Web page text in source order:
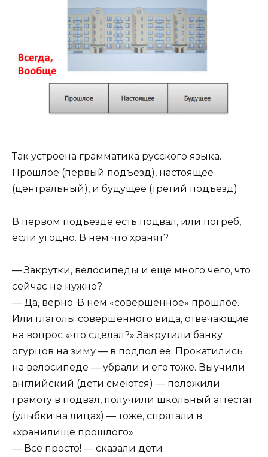
Так устроена грамматика русского языка.
Прошлое (первый подъезд), настоящее
(центральный), и будущее (третий подъезд)
В первом подъезде есть подвал, или погреб,
если угодно. В нем что хранят?
— Закрутки, велосипеды и еще много чего, что
сейчас не нужно?
— Да, верно. В нем «совершенное» прошлое.
Или глаголы совершенного вида, отвечающие
на вопрос «что сделал?» Закрутили банку
огурцов на зиму — в подпол ее. Прокатились
на велосипеде — убрали и его тоже. Выучили
английский (дети смеются) — положили
грамоту в подвал, получили школьный аттестат
(улыбки на лицах) — тоже, спрятали в
«хранилище прошлого»
— Все просто! — сказали дети